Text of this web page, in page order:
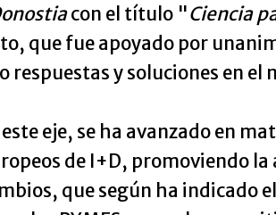
con el título "Ciencia
que fue apoyado por
y soluciones en el
eje, se ha avanzado en
de I+D, promoviendo la
que según ha indicado